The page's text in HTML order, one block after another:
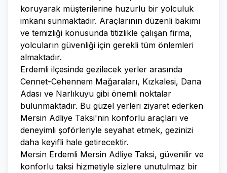
koruyarak müşterilerine huzurlu bir yolculuk
imkanı sunmaktadır. Araçlarının düzenli bakımı
ve temizliği konusunda titizlikle çalışan firma,
yolcuların güvenliği için gerekli tüm önlemleri
almaktadır.
Erdemli ilçesinde gezilecek yerler arasında
Cennet-Cehennem Mağaraları, Kızkalesi, Dana
Adası ve Narlıkuyu gibi önemli noktalar
bulunmaktadır. Bu güzel yerleri ziyaret ederken
Mersin Adliye Taksi'nin konforlu araçları ve
deneyimli şoförleriyle seyahat etmek, gezinizi
daha keyifli hale getirecektir.
Mersin Erdemli Mersin Adliye Taksi, güvenilir ve
konforlu taksi hizmetiyle sizlere unutulmaz bir